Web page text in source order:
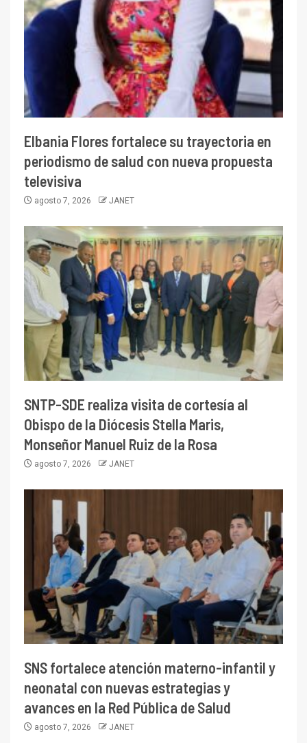
Elbania Flores fortalece su trayectoria en
periodismo de salud con nueva propuesta
televisiva
agosto 7, 2026 JANET
SNTP-SDE realiza visita de cortesía al
Obispo de la Diócesis Stella Maris,
Monseñor Manuel Ruiz de la Rosa
agosto 7, 2026 JANET
SNS fortalece atención materno-infantil y
neonatal con nuevas estrategias y
avances en la Red Pública de Salud
agosto 7, 2026 JANET